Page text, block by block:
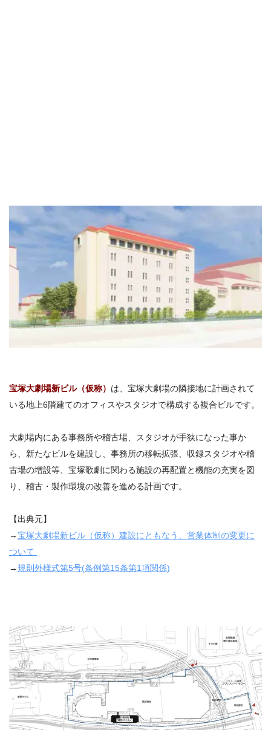
宝塚大劇場新ビル（仮称） は、宝塚大劇場の隣接地に計画されて
いる地上6階建てのオフィスやスタジオで構成する複合ビルです。
大劇場内にある事務所や稽古場、スタジオが手狭になった事か
ら、新たなビルを建設し、事務所の移転拡張、収録スタジオや稽
古場の増設等、宝塚歌劇に関わる施設の再配置と機能の充実を図
り、稽古・製作環境の改善を進める計画です。
【出典元】
→宝塚大劇場新ビル（仮称）建設にともなう、営業体制の変更に
ついて
→ 規則外様式第5号(条例第15条第1項関係)